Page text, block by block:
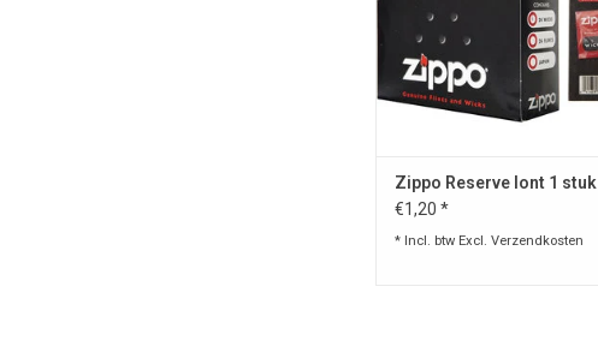
Zippo Reserve lont 1 stuk
€1,20 *
* Incl. btw Excl. Verzendkosten